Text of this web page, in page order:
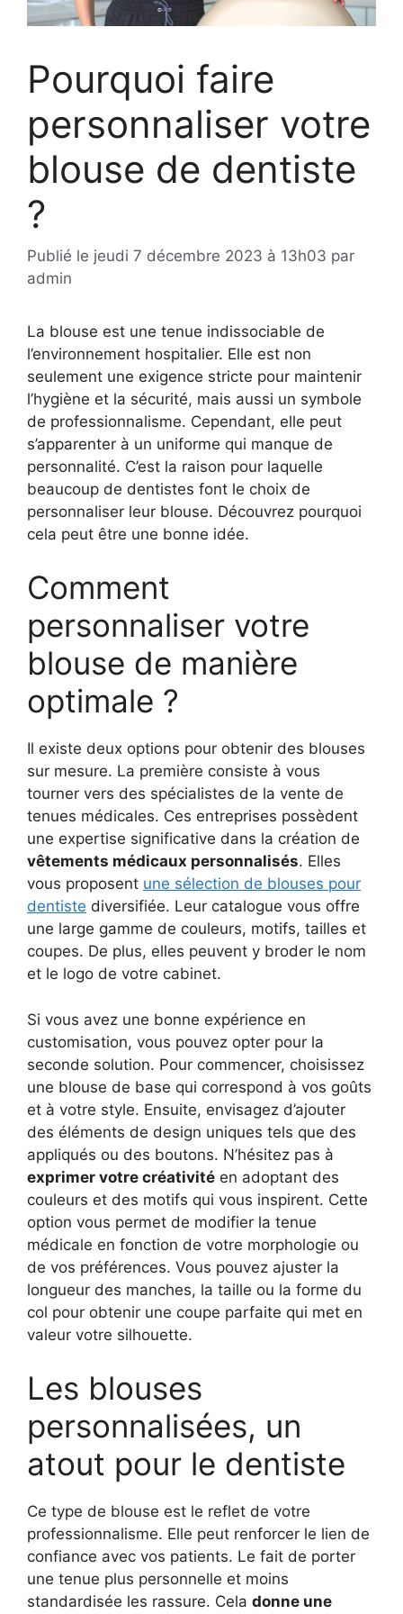
Pourquoi faire
personnaliser votre
blouse de dentiste
?
Publié le jeudi 7 décembre 2023 à 13h03 par
admin
La blouse est une tenue indissociable de
l’environnement hospitalier. Elle est non
seulement une exigence stricte pour maintenir
l’hygiène et la sécurité, mais aussi un symbole
de professionnalisme. Cependant, elle peut
s’apparenter à un uniforme qui manque de
personnalité. C’est la raison pour laquelle
beaucoup de dentistes font le choix de
personnaliser leur blouse. Découvrez pourquoi
cela peut être une bonne idée.
Comment
personnaliser votre
blouse de manière
optimale ?
Il existe deux options pour obtenir des blouses
sur mesure. La première consiste à vous
tourner vers des spécialistes de la vente de
tenues médicales. Ces entreprises possèdent
une expertise significative dans la création de
vêtements médicaux personnalisés. Elles
vous proposent une sélection de blouses pour
dentiste diversifiée. Leur catalogue vous offre
une large gamme de couleurs, motifs, tailles et
coupes. De plus, elles peuvent y broder le nom
et le logo de votre cabinet.
Si vous avez une bonne expérience en
customisation, vous pouvez opter pour la
seconde solution. Pour commencer, choisissez
une blouse de base qui correspond à vos goûts
et à votre style. Ensuite, envisagez d’ajouter
des éléments de design uniques tels que des
appliqués ou des boutons. N’hésitez pas à
exprimer votre créativité en adoptant des
couleurs et des motifs qui vous inspirent. Cette
option vous permet de modifier la tenue
médicale en fonction de votre morphologie ou
de vos préférences. Vous pouvez ajuster la
longueur des manches, la taille ou la forme du
col pour obtenir une coupe parfaite qui met en
valeur votre silhouette.
Les blouses
personnalisées, un
atout pour le dentiste
Ce type de blouse est le reflet de votre
professionnalisme. Elle peut renforcer le lien de
confiance avec vos patients. Le fait de porter
une tenue plus personnelle et moins
standardisée les rassure. Cela donne une